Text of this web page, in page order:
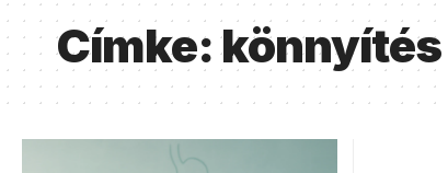
Címke:könnyítés